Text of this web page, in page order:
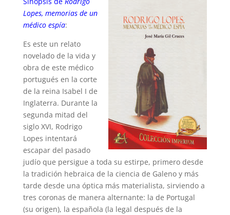
Lopes, memorias de un
médico espía:
Es este un relato
novelado de la vida y
obra de este médico
portugués en la corte
de la reina Isabel I de
Inglaterra. Durante la
segunda mitad del
siglo XVI, Rodrigo
Lopes intentará
escapar del pasado
judío que persigue a toda su estirpe, primero desde
la tradición hebraica de la ciencia de Galeno y más
tarde desde una óptica más materialista, sirviendo a
tres coronas de manera alternante: la de Portugal
(su origen), la española (la legal después de la